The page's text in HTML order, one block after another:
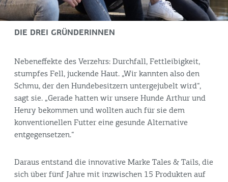
DIE DREI GRÜNDERINNEN
Nebeneffekte des Verzehrs: Durchfall, Fettleibigkeit,
stumpfes Fell, juckende Haut. „Wir kannten also den
Schmu, der den Hundebesitzern untergejubelt wird“,
sagt sie. „Gerade hatten wir unsere Hunde Arthur und
Henry bekommen und wollten auch für sie dem
konventionellen Futter eine gesunde Alternative
entgegensetzen.“
Daraus entstand die innovative Marke Tales & Tails, die
sich über fünf Jahre mit inzwischen 15 Produkten auf